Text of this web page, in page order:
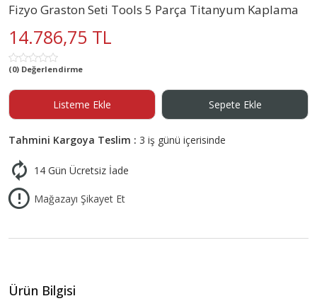
Fizyo Graston Seti Tools 5 Parça Titanyum Kaplama
14.786,75 TL
(0) Değerlendirme
Listeme Ekle Sepete Ekle
Tahmini Kargoya Teslim : 3 iş günü içerisinde
14 Gün Ücretsiz İade
Mağazayı Şikayet Et
Ürün Bilgisi